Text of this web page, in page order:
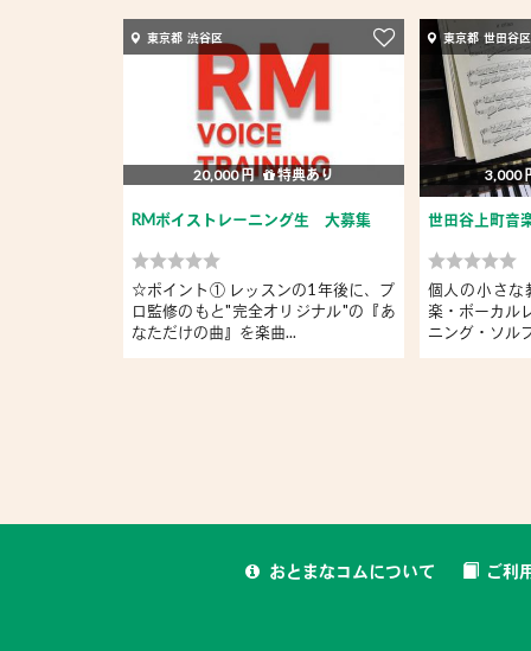
東京都 渋谷区
20,000 円 特典あり
RMボイストレーニング生 大募集
☆ポイント① レッスンの1年後に、プ
ロ監修のもと"完全オリジナル"の『あ
なただけの曲』を楽曲...
東京都 世田谷区
3,000
世田谷上町音
個人の小さな
楽・ボーカル
ニング・ソル
おとまなコムについて ご利